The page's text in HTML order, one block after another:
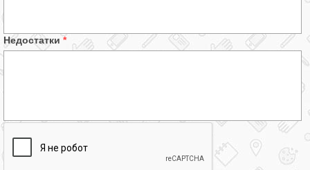
Недостатки *